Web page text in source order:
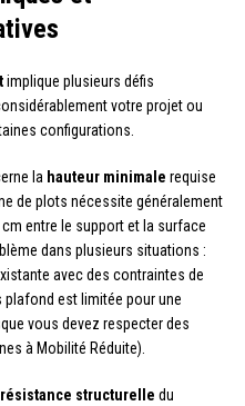
implique plusieurs défis
votre projet ou
configurations.
la hauteur minimale requise
de plots nécessite généralement
entre le support et la surface
dans plusieurs situations :
avec des contraintes de
plafond est limitée pour une
vous devez respecter des
à Mobilité Réduite).
résistance structurelle du